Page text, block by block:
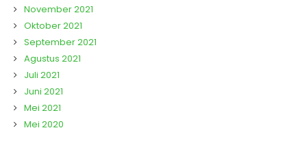
November 2021
Oktober 2021
September 2021
Agustus 2021
Juli 2021
Juni 2021
Mei 2021
Mei 2020